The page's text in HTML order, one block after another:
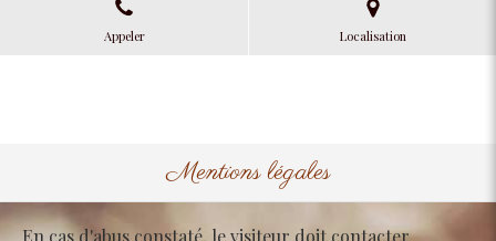
Appeler Localisation
Mentions légales
En cas d'abus constaté, le visiteur doit contacter